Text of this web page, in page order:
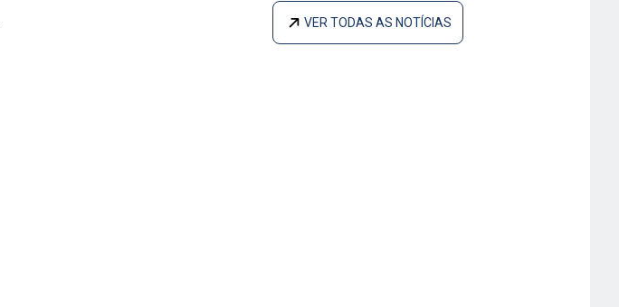
VER TODAS AS NOTÍCIAS